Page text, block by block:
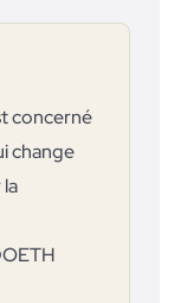
concerné
change